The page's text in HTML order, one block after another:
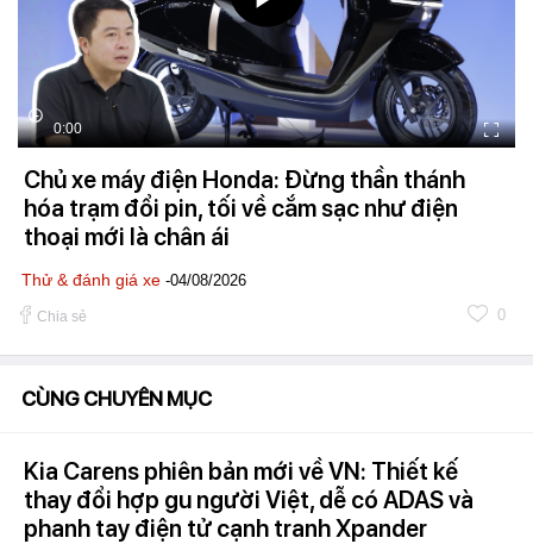
0:00
Chủ xe máy điện Honda: Đừng thần thánh
hóa trạm đổi pin, tối về cắm sạc như điện
thoại mới là chân ái
Thử & đánh giá xe -04/08/2026
Chia sẻ 0
CÙNG CHUYÊN MỤC
Kia Carens phiên bản mới về VN: Thiết kế
thay đổi hợp gu người Việt, dễ có ADAS và
phanh tay điện tử cạnh tranh Xpander